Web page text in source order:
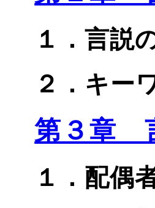
１．言説
２．キー
第３章
１．配偶